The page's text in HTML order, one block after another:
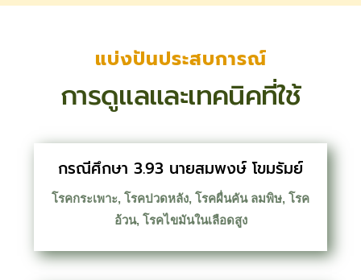
แบ่งปันประสบการณ์
การดูแลและเทคนิคที่ใช้
กรณีศึกษา 3.93 นายสมพงษ์ โขมรัมย์
โรคกระเพาะ, โรคปวดหลัง, โรคผื่นคัน ลมพิษ, โรค
อ้วน, โรคไขมันในเลือดสูง